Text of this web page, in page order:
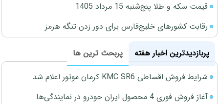
قیمت سکه و طلا پنج‌شنبه 15 مرداد 1405
رقابت کشورهای خلیج‌فارس برای دور زدن تنگه هرمز
پربازدیدترین اخبار هفته
پربحث ترین ها
شرایط فروش اقساطی KMC SR6 کرمان موتور اعلام شد
آغاز فروش فوری 4 محصول ایران خودرو در نمایندگی‌ها